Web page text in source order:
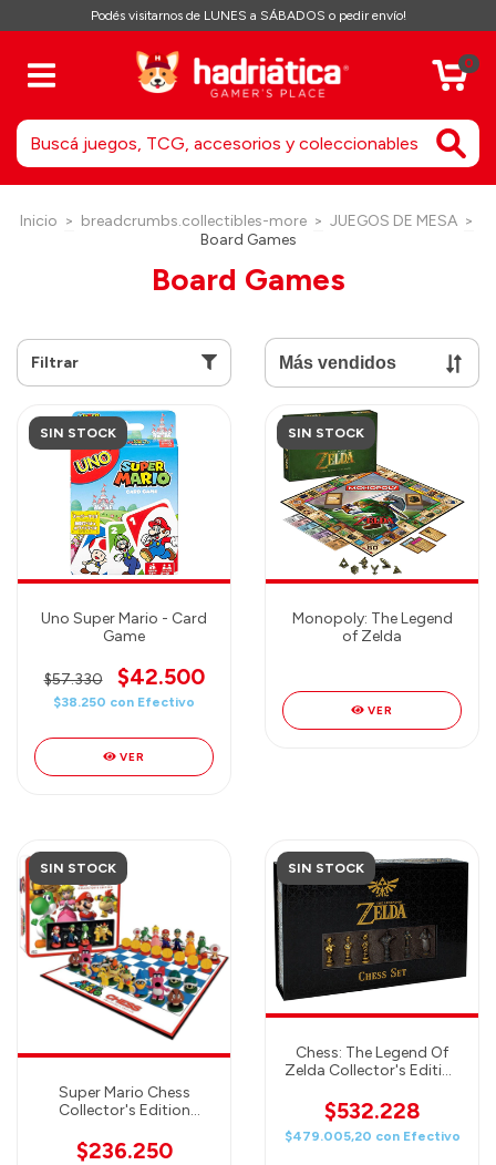
Podés visitarnos de LUNES a SÁBADOS o pedir envío!
0
Inicio > breadcrumbs.collectibles-more > JUEGOS DE MESA >
Board Games
Board Games
Filtrar
SIN STOCK
Uno Super Mario - Card
Game
$57.330 $42.500
$38.250 con Efectivo
VER
SIN STOCK
Monopoly: The Legend
of Zelda
VER
SIN STOCK
Super Mario Chess
Collector's Edition
$236.250
SIN STOCK
Chess: The Legend Of
Zelda Collector's Edition
ZELDA
$532.228
$479.005,20 con Efectivo